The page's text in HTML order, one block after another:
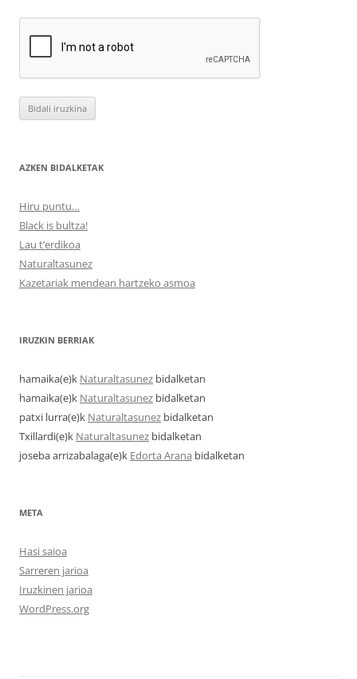
AZKEN BIDALKETAK
Hiru puntu…
Black is bultza!
Lau t’erdikoa
Naturaltasunez
Kazetariak mendean hartzeko asmoa
IRUZKIN BERRIAK
hamaika(e)k Naturaltasunez bidalketan
hamaika(e)k Naturaltasunez bidalketan
patxi lurra(e)k Naturaltasunez bidalketan
Txillardi(e)k Naturaltasunez bidalketan
joseba arrizabalaga(e)k Edorta Arana bidalketan
META
Hasi saioa
Sarreren jarioa
Iruzkinen jarioa
WordPress.org